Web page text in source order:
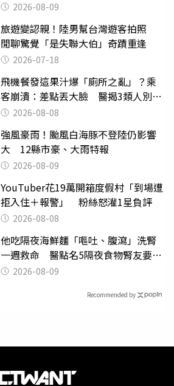
2026-08-09
旅遊變認親！陸男幫台灣遊客拍照
閒聊驚覺「是失聯大伯」奇蹟重逢
2026-07-18
飛機餐發這果汁爆「廁所之亂」？乘
客崩潰：差點丟大臉 醫揭3類人別亂
喝 2026-08-08
強風豪雨！颱風白海豚不登陸仍影響
大 12縣市豪、大雨特報
2026-08-09
YouTuber花19萬開箱度假村「到場遭
拒入住＋報警」 粉絲怒灌1星負評
2026-08-08
他吃隔夜海鮮麵「嘔吐、腹瀉」洗腎
一週救命 醫點名5隔夜食物腎友要注
意 2026-08-09
Recommended by